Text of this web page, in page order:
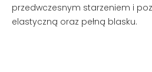
przedwczesnym starzeniem i
elastyczną oraz pełną blasku.